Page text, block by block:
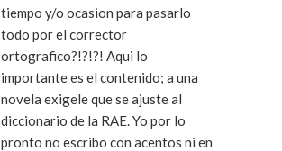
tiempo y/o ocasion para pasarlo
todo por el corrector
ortografico?!?!?! Aqui lo
importante es el contenido; a una
novela exigele que se ajuste al
diccionario de la RAE. Yo por lo
pronto no escribo con acentos ni en